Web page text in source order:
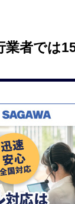
業者では